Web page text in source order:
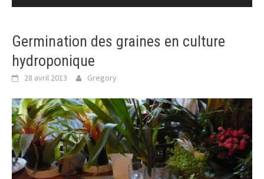
Germination des graines en culture
hydroponique
28 avril 2013 Gregory